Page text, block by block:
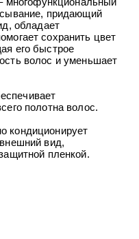
придающий
обладает
сохранить цвет
его быстрое
волос и уменьшает
полотна волос.
кондиционирует
вид,
пленкой.